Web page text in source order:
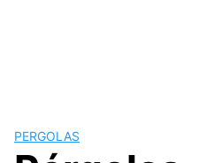
PERGOLAS